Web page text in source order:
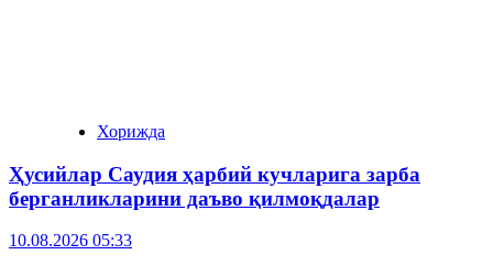
Хорижда
Ҳусийлар Саудия ҳарбий кучларига зарба
берганликларини даъво қилмоқдалар
10.08.2026 05:33